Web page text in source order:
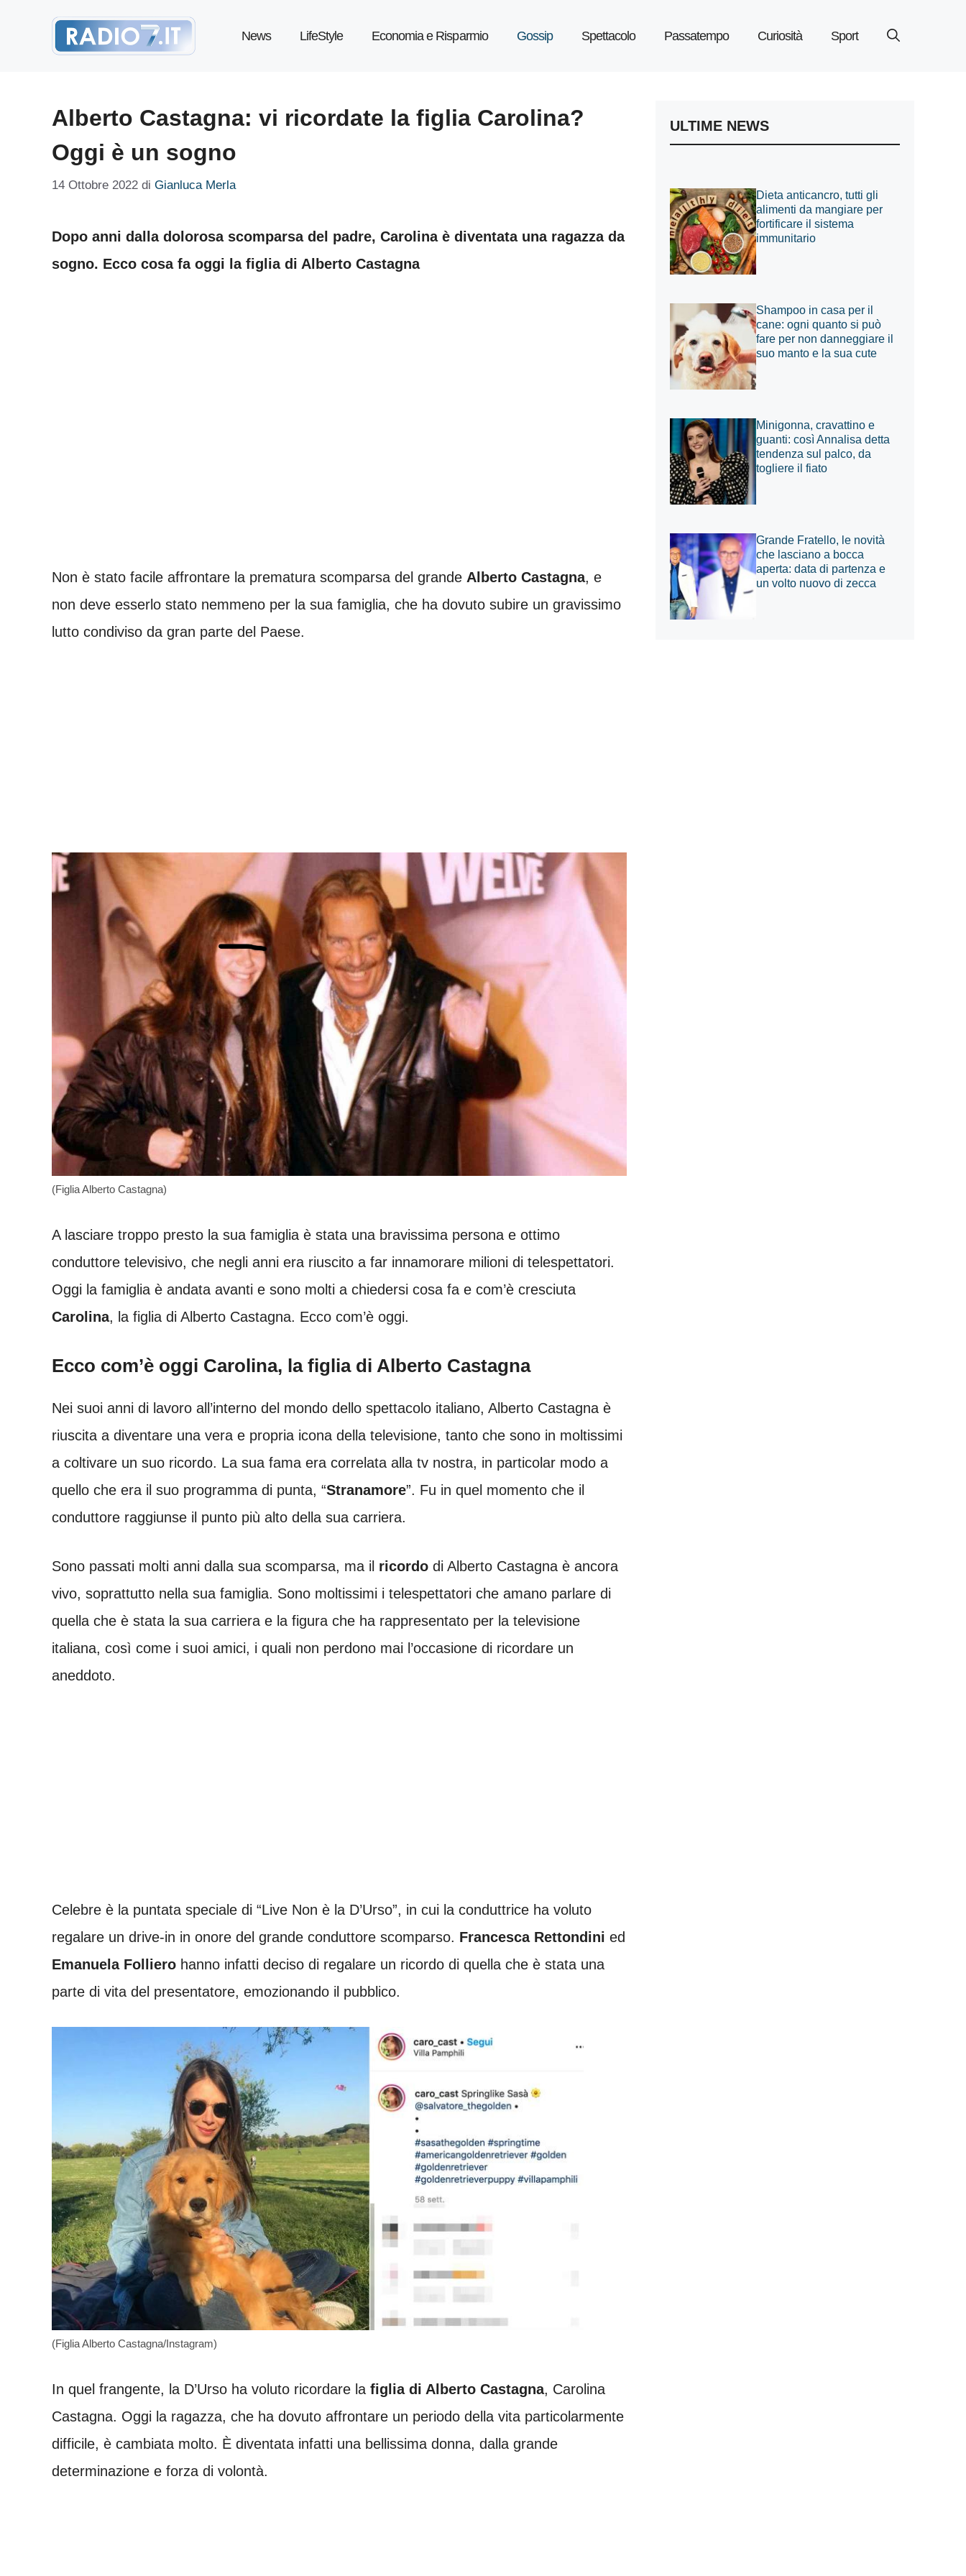
News LifeStyle Economia e Risparmio Gossip Spettacolo Passatempo Curiosità Sport
Alberto Castagna: vi ricordate la figlia Carolina?
Oggi è un sogno
14 Ottobre 2022 di Gianluca Merla
Dopo anni dalla dolorosa scomparsa del padre, Carolina è diventata una ragazza da
sogno. Ecco cosa fa oggi la figlia di Alberto Castagna
Non è stato facile affrontare la prematura scomparsa del grande Alberto Castagna, e
non deve esserlo stato nemmeno per la sua famiglia, che ha dovuto subire un gravissimo
lutto condiviso da gran parte del Paese.
(Figlia Alberto Castagna)
A lasciare troppo presto la sua famiglia è stata una bravissima persona e ottimo
conduttore televisivo, che negli anni era riuscito a far innamorare milioni di telespettatori.
Oggi la famiglia è andata avanti e sono molti a chiedersi cosa fa e com’è cresciuta
Carolina, la figlia di Alberto Castagna. Ecco com’è oggi.
Ecco com’è oggi Carolina, la figlia di Alberto Castagna
Nei suoi anni di lavoro all’interno del mondo dello spettacolo italiano, Alberto Castagna è
riuscita a diventare una vera e propria icona della televisione, tanto che sono in moltissimi
a coltivare un suo ricordo. La sua fama era correlata alla tv nostra, in particolar modo a
quello che era il suo programma di punta, “Stranamore”. Fu in quel momento che il
conduttore raggiunse il punto più alto della sua carriera.
Sono passati molti anni dalla sua scomparsa, ma il ricordo di Alberto Castagna è ancora
vivo, soprattutto nella sua famiglia. Sono moltissimi i telespettatori che amano parlare di
quella che è stata la sua carriera e la figura che ha rappresentato per la televisione
italiana, così come i suoi amici, i quali non perdono mai l’occasione di ricordare un
aneddoto.
Celebre è la puntata speciale di “Live Non è la D’Urso”, in cui la conduttrice ha voluto
regalare un drive-in in onore del grande conduttore scomparso. Francesca Rettondini ed
Emanuela Folliero hanno infatti deciso di regalare un ricordo di quella che è stata una
parte di vita del presentatore, emozionando il pubblico.
(Figlia Alberto Castagna/Instagram)
In quel frangente, la D’Urso ha voluto ricordare la figlia di Alberto Castagna, Carolina
Castagna. Oggi la ragazza, che ha dovuto affrontare un periodo della vita particolarmente
difficile, è cambiata molto. È diventata infatti una bellissima donna, dalla grande
determinazione e forza di volontà.
ULTIME NEWS
Dieta anticancro, tutti gli
alimenti da mangiare per
fortificare il sistema
immunitario
Shampoo in casa per il
cane: ogni quanto si può
fare per non danneggiare il
suo manto e la sua cute
Minigonna, cravattino e
guanti: così Annalisa detta
tendenza sul palco, da
togliere il fiato
Grande Fratello, le novità
che lasciano a bocca
aperta: data di partenza e
un volto nuovo di zecca